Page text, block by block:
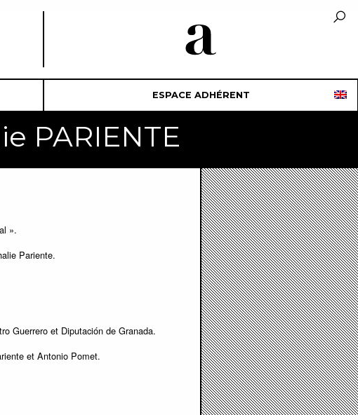
ESPACE ADHÉRENT
PARIENTE
».
Pariente.
Guerrero et Diputación de Granada.
et Antonio Pomet.